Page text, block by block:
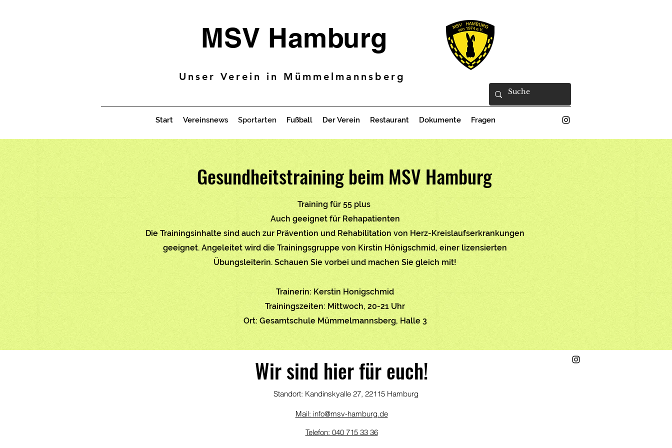
MSV Hamburg
Unser Verein in Mümmelmannsberg
Start Vereinsnews Sportarten Fußball Der Verein Restaurant Dokumente Fragen
Gesundheitstraining beim MSV Hamburg
Training für 55 plus
Auch geeignet für Rehapatienten
Die Trainingsinhalte sind auch zur Prävention und Rehabilitation von Herz-Kreislaufserkrankungen
geeignet. Angeleitet wird die Trainingsgruppe von Kirstin Hönigschmid, einer lizensierten
Übungsleiterin. Schauen Sie vorbei und machen Sie gleich mit!
Trainerin: Kerstin Honigschmid
Trainingszeiten: Mittwoch, 20-21 Uhr
Ort: Gesamtschule Mümmelmannsberg, Halle 3
Wir sind hier für euch!
Standort: Kandinskyalle 27, 22115 Hamburg
Mail: info@msv-hamburg.de
Telefon: 040 715 33 36